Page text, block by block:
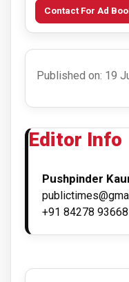
Contact For Ad
Published on: 19
Editor Info
Pushpinder
+91 84278 93668